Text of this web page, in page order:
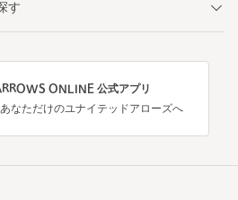
す
ONLINE 公式アプリ
なただけのユナイテッドアローズへ